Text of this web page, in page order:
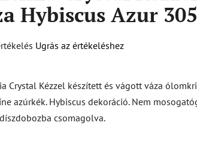
Hybiscus Azur
Ugrás az értékeléshez
Crystal Kézzel készített és vágott váza
azúrkék. Hybiscus dekoráció. Nem
csomagolva.